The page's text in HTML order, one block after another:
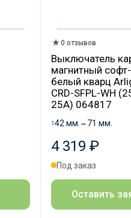
0 отзывов
Выключатель
магнитный
белый кварц
CRD-SFPL-WH
25A) 064817
↕42 мм. ↔ 71 мм.
4 319 ₽
Под заказ
Оставить